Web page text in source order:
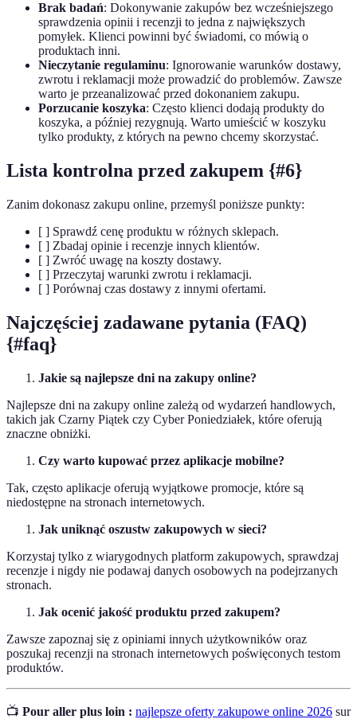
Brak badań: Dokonywanie zakupów bez wcześniejszego
sprawdzenia opinii i recenzji to jedna z największych
pomyłek. Klienci powinni być świadomi, co mówią o
produktach inni.
Nieczytanie regulaminu: Ignorowanie warunków dostawy,
zwrotu i reklamacji może prowadzić do problemów. Zawsze
warto je przeanalizować przed dokonaniem zakupu.
Porzucanie koszyka: Często klienci dodają produkty do
koszyka, a później rezygnują. Warto umieścić w koszyku
tylko produkty, z których na pewno chcemy skorzystać.
Lista kontrolna przed zakupem {#6}
Zanim dokonasz zakupu online, przemyśl poniższe punkty:
[ ] Sprawdź cenę produktu w różnych sklepach.
[ ] Zbadaj opinie i recenzje innych klientów.
[ ] Zwróć uwagę na koszty dostawy.
[ ] Przeczytaj warunki zwrotu i reklamacji.
[ ] Porównaj czas dostawy z innymi ofertami.
Najczęściej zadawane pytania (FAQ)
{#faq}
Jakie są najlepsze dni na zakupy online?
Najlepsze dni na zakupy online zależą od wydarzeń handlowych,
takich jak Czarny Piątek czy Cyber Poniedziałek, które oferują
znaczne obniżki.
Czy warto kupować przez aplikacje mobilne?
Tak, często aplikacje oferują wyjątkowe promocje, które są
niedostępne na stronach internetowych.
Jak uniknąć oszustw zakupowych w sieci?
Korzystaj tylko z wiarygodnych platform zakupowych, sprawdzaj
recenzje i nigdy nie podawaj danych osobowych na podejrzanych
stronach.
Jak ocenić jakość produktu przed zakupem?
Zawsze zapoznaj się z opiniami innych użytkowników oraz
poszukaj recenzji na stronach internetowych poświęconych testom
produktów.
📺 Pour aller plus loin : najlepsze oferty zakupowe online 2026 sur